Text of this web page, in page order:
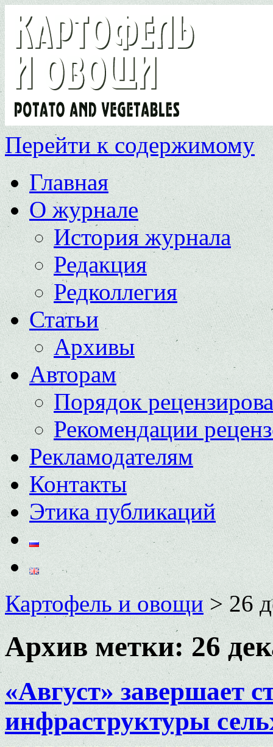
Перейти к содержимому
Главная
О журнале
История журнала
Редакция
Редколлегия
Статьи
Архивы
Авторам
Порядок
Рекомендации
Рекламодателям
Контакты
Этика публикаций
Картофель и овощи>26
Архив метки:26
«Август» завершает
инфраструктуры